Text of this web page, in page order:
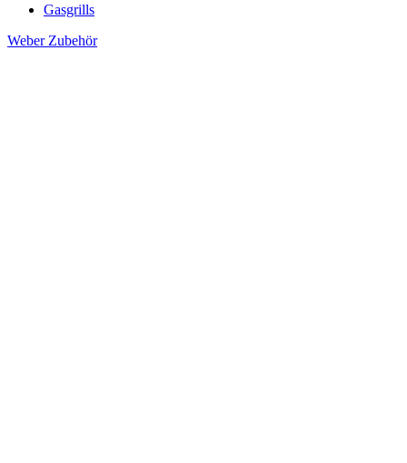
Gasgrills
Weber Zubehör